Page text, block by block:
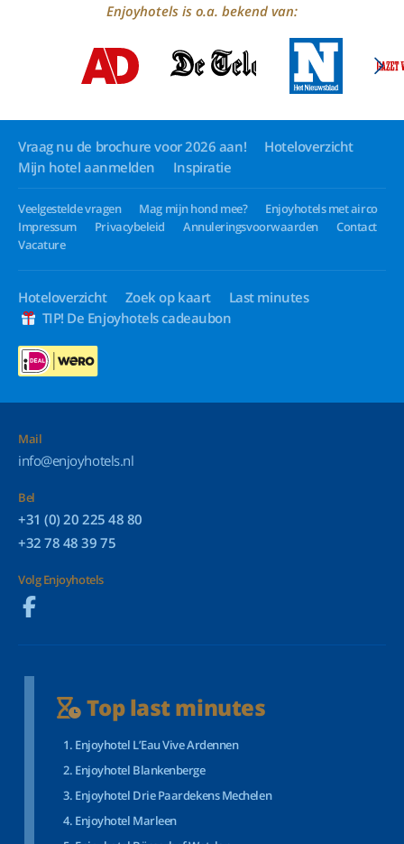
Enjoyhotels is o.a. bekend van:
Vraag nu de brochure voor 2026 aan!
Hoteloverzicht
Mijn hotel aanmelden
Inspiratie
Veelgestelde vragen Mag mijn hond mee?
Enjoyhotels met airco
Impressum
Privacybeleid Annuleringsvoorwaarden
Contact
Vacature
Hoteloverzicht Zoek op kaart
Last minutes
TIP! De Enjoyhotels cadeaubon
Mail
info@enjoyhotels.nl
Bel
+31 (0) 20 225 48 80
+32 78 48 39 75
Volg Enjoyhotels
Top last minutes
Enjoyhotel L’Eau Vive Ardennen
Enjoyhotel Blankenberge
Enjoyhotel Drie Paardekens Mechelen
Enjoyhotel Marleen